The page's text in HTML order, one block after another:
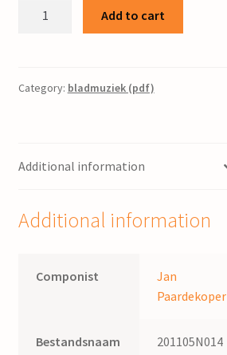
volkswijze
;
Paardekoper
Add to cart
Category: bladmuziek (pdf)
Additional information
Additional information
Componist
Jan
Paardekoper
Bestandsnaam 201105N014